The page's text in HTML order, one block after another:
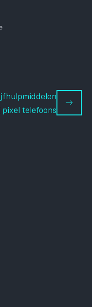
telefoons